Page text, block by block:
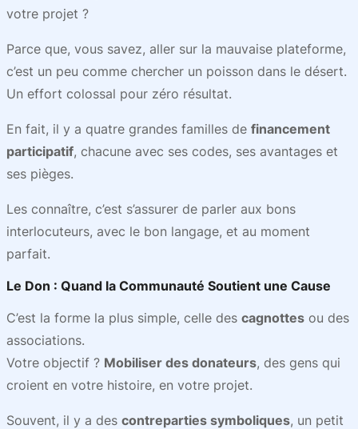
votre projet ?
Parce que, vous savez, aller sur la mauvaise plateforme,
c’est un peu comme chercher un poisson dans le désert.
Un effort colossal pour zéro résultat.
En fait, il y a quatre grandes familles de financement
participatif, chacune avec ses codes, ses avantages et
ses pièges.
Les connaître, c’est s’assurer de parler aux bons
interlocuteurs, avec le bon langage, et au moment
parfait.
Le Don : Quand la Communauté Soutient une Cause
C’est la forme la plus simple, celle des cagnottes ou des
associations.
Votre objectif ? Mobiliser des donateurs, des gens qui
croient en votre histoire, en votre projet.
Souvent, il y a des contreparties symboliques, un petit